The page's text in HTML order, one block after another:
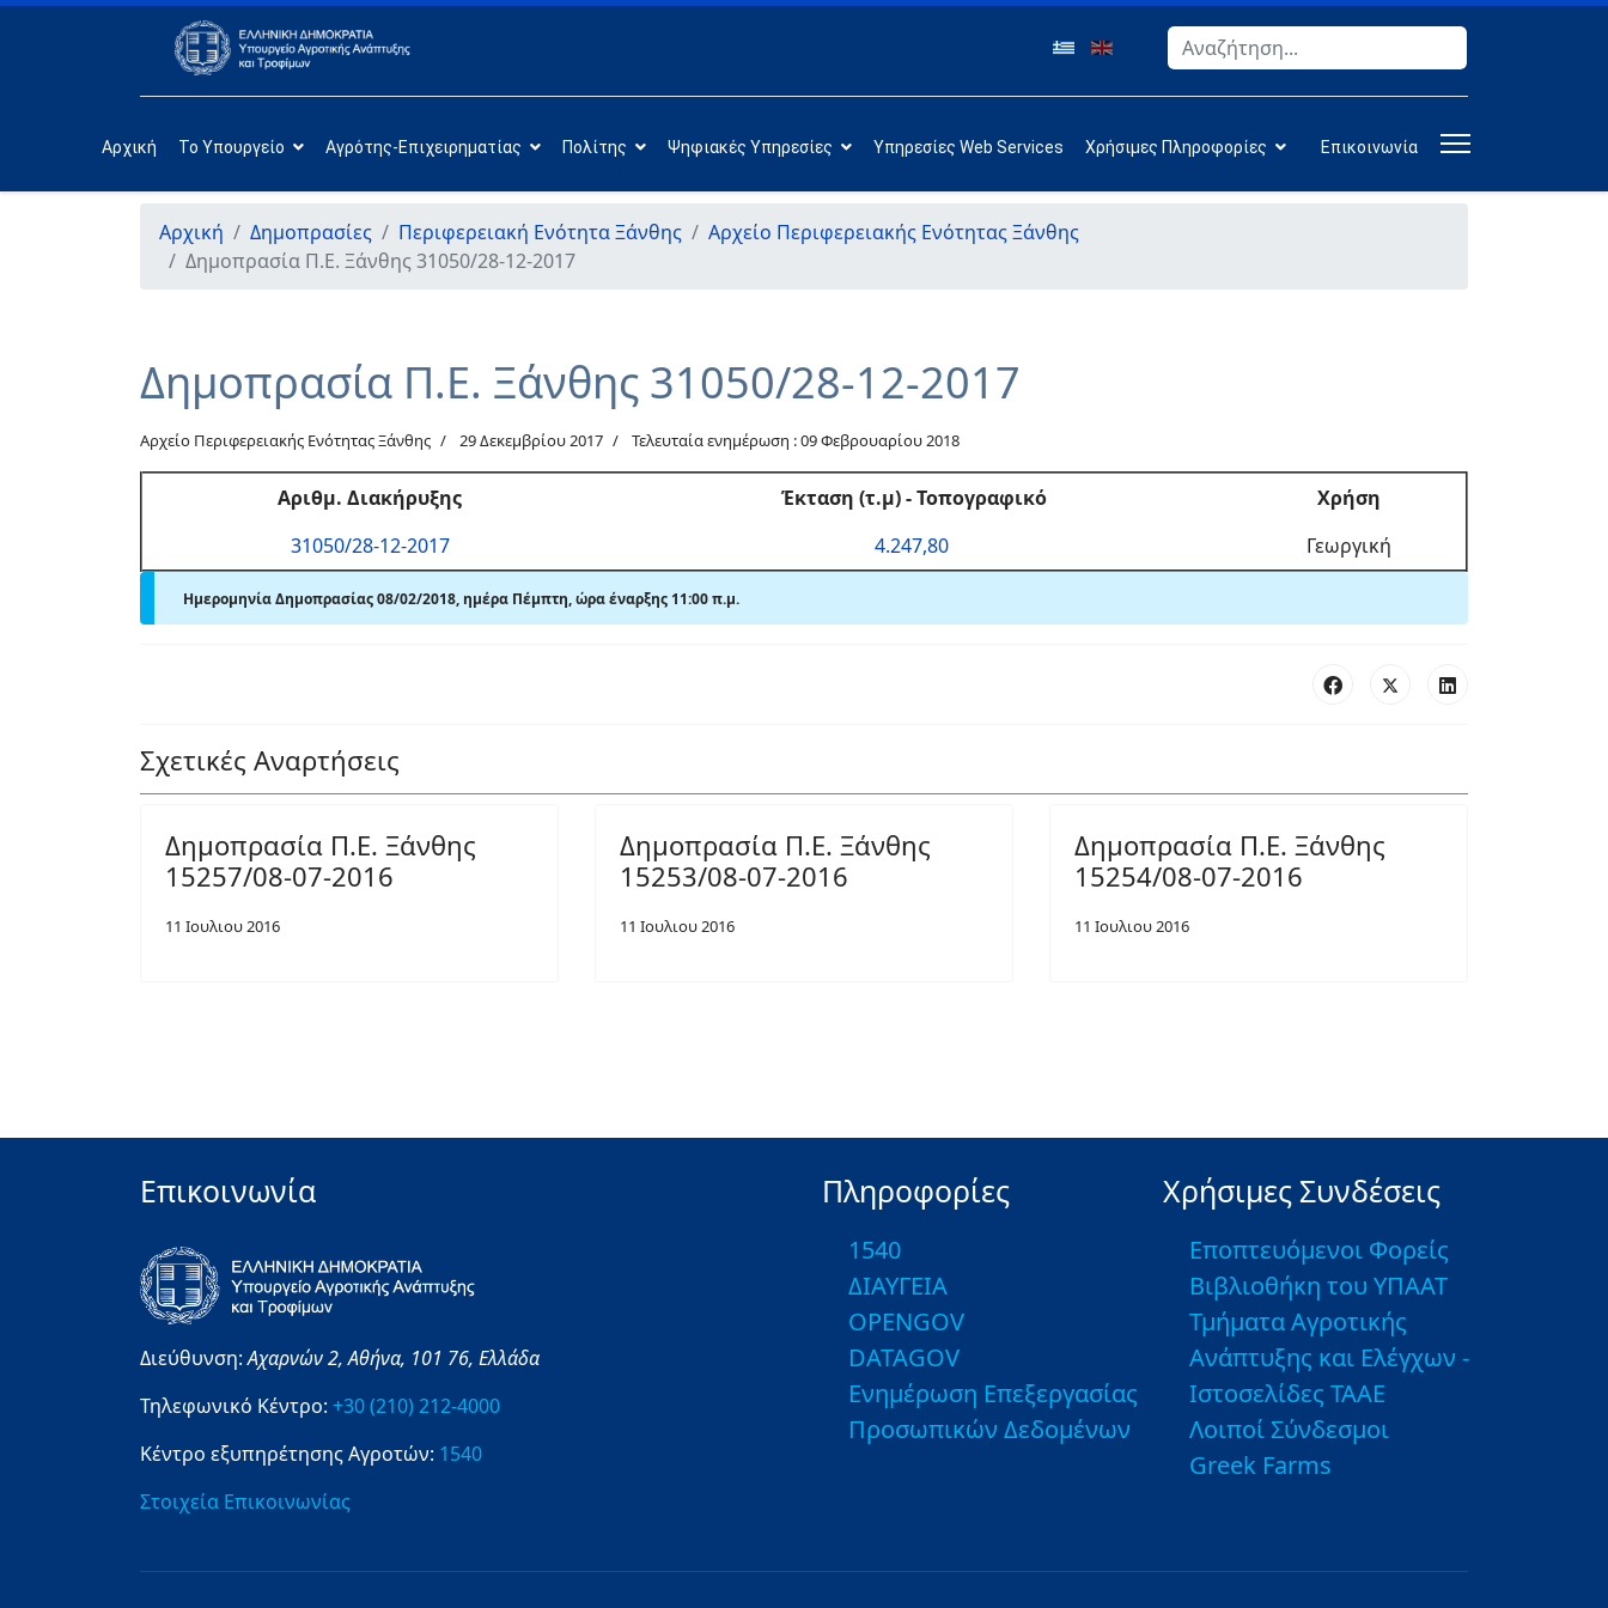
Αναζήτηση
Αρχική Το Υπουργείο Αγρότης-Επιχειρηματίας Πολίτης Ψηφιακές Υπηρεσίες Υπηρεσίες Web Services Χρήσιμες Πληροφορίες Επικοινωνία
Αρχική Δημοπρασίες Περιφερειακή Ενότητα Ξάνθης
Αρχείο Περιφερειακής Ενότητας Ξάνθης
Δημοπρασία Π.Ε. Ξάνθης 31050/28-12-2017
Δημοπρασία Π.Ε. Ξάνθης 31050/28-12-2017
Αρχείο Περιφερειακής Ενότητας Ξάνθης 29 Δεκεμβρίου 2017 Τελευταία ενημέρωση : 09 Φεβρουαρίου 2018
Αριθμ. Διακήρυξης Έκταση (τ.μ) - Τοπογραφικό
Χρήση
31050/28-12-2017
4.247,80 Γεωργική
Ημερομηνία Δημοπρασίας 08/02/2018, ημέρα Πέμπτη, ώρα έναρξης 11:00 π.μ.
Σχετικές Αναρτήσεις
Δημοπρασία Π.Ε. Ξάνθης
15257/08-07-2016
11 Ιουλιου 2016
Δημοπρασία Π.Ε. Ξάνθης
15253/08-07-2016
11 Ιουλιου 2016
Δημοπρασία Π.Ε. Ξάνθης
15254/08-07-2016
11 Ιουλιου 2016
Επικοινωνία
Διεύθυνση:Αχαρνών 2,Αθήνα, 101 76, Ελλάδα
Τηλεφωνικό Κέντρο: +30 (210) 212-4000
Κέντρο εξυπηρέτησης Αγροτών: 1540
Στοιχεία Επικοινωνίας
Πληροφορίες
1540
ΔΙΑΥΓΕΙΑ
OPENGOV
DATAGOV
Ενημέρωση Επεξεργασίας
Προσωπικών Δεδομένων
Χρήσιμες Συνδέσεις
Εποπτευόμενοι Φορείς
Βιβλιοθήκη του ΥΠΑΑΤ
Τμήματα Αγροτικής
Ανάπτυξης και Ελέγχων -
Ιστοσελίδες ΤΑΑΕ
Λοιποί Σύνδεσμοι
Greek Farms